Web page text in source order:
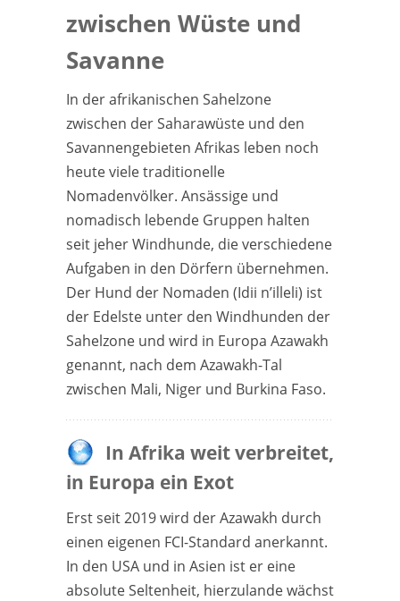
zwischen Wüste und
Savanne
In der afrikanischen Sahelzone
zwischen der Saharawüste und den
Savannengebieten Afrikas leben noch
heute viele traditionelle
Nomadenvölker. Ansässige und
nomadisch lebende Gruppen halten
seit jeher Windhunde, die verschiedene
Aufgaben in den Dörfern übernehmen.
Der Hund der Nomaden (Idii n’illeli) ist
der Edelste unter den Windhunden der
Sahelzone und wird in Europa Azawakh
genannt, nach dem Azawakh-Tal
zwischen Mali, Niger und Burkina Faso.
In Afrika weit verbreitet,
in Europa ein Exot
Erst seit 2019 wird der Azawakh durch
einen eigenen FCI-Standard anerkannt.
In den USA und in Asien ist er eine
absolute Seltenheit, hierzulande wächst